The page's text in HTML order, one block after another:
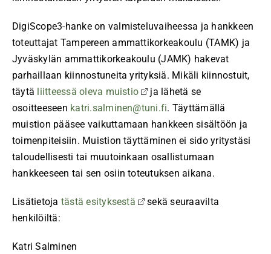
DigiScope3-hanke on valmisteluvaiheessa ja hankkeen
toteuttajat Tampereen ammattikorkeakoulu (TAMK) ja
Jyväskylän ammattikorkeakoulu (JAMK) hakevat
parhaillaan kiinnostuneita yrityksiä. Mikäli kiinnostuit,
täytä liitteessä oleva muistio
ja lähetä se
osoitteeseen katri.salminen@tuni.fi. Täyttämällä
muistion pääsee vaikuttamaan hankkeen sisältöön ja
toimenpiteisiin. Muistion täyttäminen ei sido yritystäsi
taloudellisesti tai muutoinkaan osallistumaan
hankkeeseen tai sen osiin toteutuksen aikana.
Lisätietoja tästä esityksestä
sekä seuraavilta
henkilöiltä:
Katri Salminen